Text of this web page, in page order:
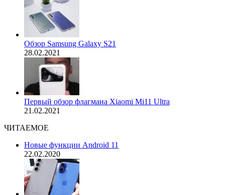
Обзор Samsung Galaxy S21
28.02.2021
Первый обзор флагмана Xiaomi Mi11 Ultra
21.02.2021
ЧИТАЕМОЕ
Новые функции Android 11
22.02.2020